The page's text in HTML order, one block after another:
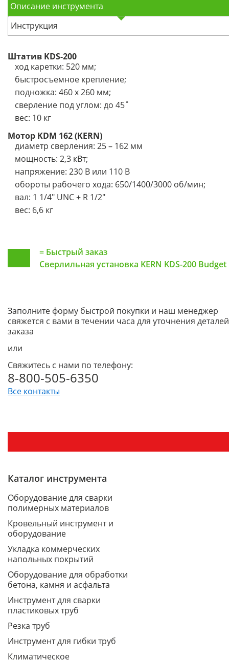
Описание инструмента
Инструкция
Штатив KDS-200
ход каретки: 520 мм;
быстросъемное крепление;
подножка: 460 х 260 мм;
сверление под углом: до 45˚
вес: 10 кг
Мотор KDM 162 (KERN)
диаметр сверления: 25 – 162 мм
мощность: 2,3 кВт;
напряжение: 230 В или 110 В
обороты рабочего хода: 650/1400/3000 об/мин;
вал: 1 1/4" UNC + R 1/2"
вес: 6,6 кг
= Быстрый заказ
Сверлильная установка KERN KDS-200 Budget
Заполните форму быстрой покупки и наш менеджер
свяжется с вами в течении часа для уточнения деталей
заказа
или
Свяжитесь с нами по телефону:
8-800-505-6350
Все контакты
Каталог инструмента
Оборудование для сварки
полимерных материалов
Кровельный инструмент и
оборудование
Укладка коммерческих
напольных покрытий
Оборудование для обработки
бетона, камня и асфальта
Инструмент для сварки
пластиковых труб
Резка труб
Инструмент для гибки труб
Климатическое